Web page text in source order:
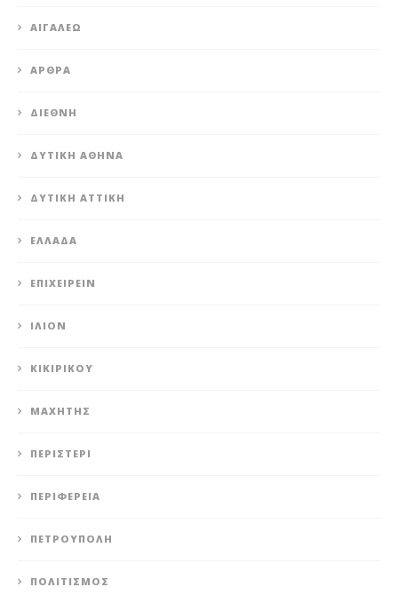
ΑΙΓΆΛΕΩ
ΆΡΘΡΑ
ΔΙΕΘΝΉ
ΔΥΤΙΚΉ ΑΘΉΝΑ
ΔΥΤΙΚΉ ΑΤΤΙΚΉ
ΕΛΛΆΔΑ
ΕΠΙΧΕΙΡΕΊΝ
ΊΛΙΟΝ
ΚΙΚΙΡΙΚΟΥ
ΜΑΧΗΤΗΣ
ΠΕΡΙΣΤΈΡΙ
ΠΕΡΙΦΈΡΕΙΑ
ΠΕΤΡΟΎΠΟΛΗ
ΠΟΛΙΤΙΣΜΌΣ